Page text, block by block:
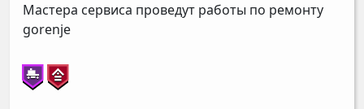
Мастера сервиса проведут работы по ремонту
gorenje